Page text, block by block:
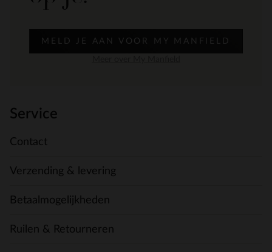
MELD JE AAN VOOR MY MANFIELD
Service
Contact
Verzending & levering
Betaalmogelijkheden
Ruilen & Retourneren